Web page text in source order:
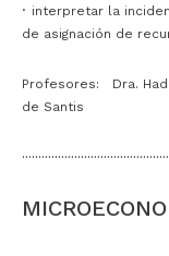
· interpretar la
de asignación de
Profesores: Dra.
de Santis